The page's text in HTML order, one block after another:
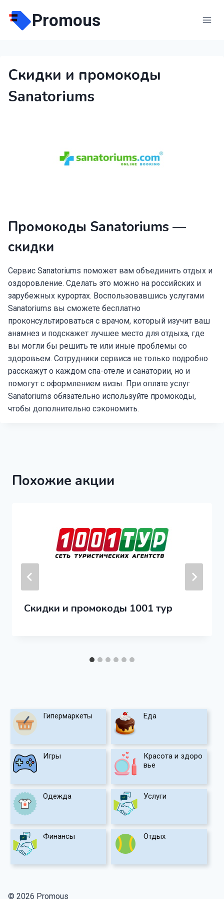
содержимому
Promous
Скидки и промокоды
Sanatoriums
Промокоды Sanatoriums —
скидки
Сервис Sanatoriums поможет вам объединить отдых и
оздоровление. Сделать это можно на российских и
зарубежных курортах. Воспользовавшись услугами
Sanatoriums вы сможете бесплатно
проконсультироваться с врачом, который изучит ваш
анамнез и подскажет лучшее место для отдыха, где
вы могли бы решить те или иные проблемы со
здоровьем. Сотрудники сервиса не только подробно
расскажут о каждом спа-отеле и санатории, но и
помогут с оформлением визы. При оплате услуг
Sanatoriums обязательно используйте промокоды,
чтобы дополнительно сэкономить.
Похожие акции
Скидки и промокоды 1001 тур
Гипермаркеты Еда
Игры
Красота и здоро
вье
Одежда Услуги
Финансы Отдых
© 2026 Promous